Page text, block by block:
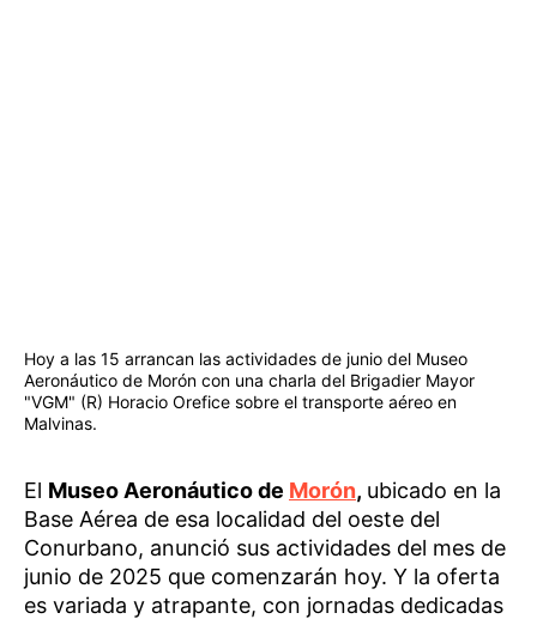
Hoy a las 15 arrancan las actividades de junio del Museo
Aeronáutico de Morón con una charla del Brigadier Mayor
"VGM" (R) Horacio Orefice sobre el transporte aéreo en
Malvinas.
El Museo Aeronáutico de Morón, ubicado en la
Base Aérea de esa localidad del oeste del
Conurbano, anunció sus actividades del mes de
junio de 2025 que comenzarán hoy. Y la oferta
es variada y atrapante, con jornadas dedicadas